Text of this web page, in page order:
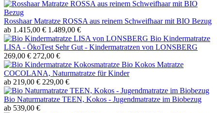
Rosshaar Matratze ROSSA aus reinem Schweifhaar mit BIO Bezug
ab 1.415,00 € 1.489,00 €
Bio Kindermatratze
LISA - ÖkoTest Sehr Gut - Kindermatratzen von LONSBERG
269,00 € 272,00 €
Bio Kokos Matratze
COCOLANA, Naturmatratze für Kinder
ab 219,00 € 229,00 €
Bio Naturmatratze TEEN, Kokos - Jugendmatratze im Biobezug
ab 539,00 €